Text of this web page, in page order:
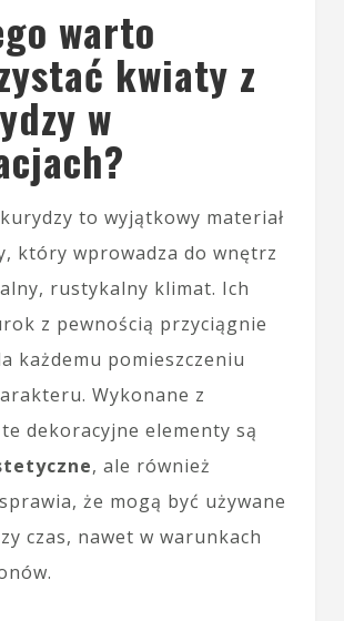
warto
kwiaty z
w
to wyjątkowy materiał
który wprowadza do wnętrz
rustykalny klimat. Ich
z pewnością przyciągnie
każdemu pomieszczeniu
Wykonane z
dekoracyjne elementy są
, ale również
że mogą być używane
czas, nawet w warunkach